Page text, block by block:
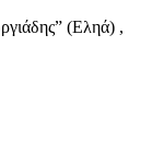
(Εληά) ,